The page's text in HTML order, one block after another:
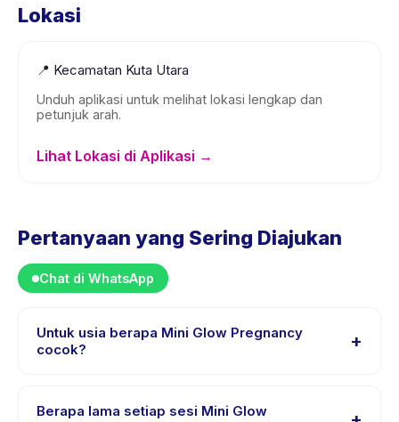
Lokasi
📍 Kecamatan Kuta Utara
Unduh aplikasi untuk melihat lokasi lengkap dan
petunjuk arah.
Lihat Lokasi di Aplikasi →
Pertanyaan yang Sering Diajukan
Chat di WhatsApp
Untuk usia berapa Mini Glow Pregnancy
cocok?
+
sampai 18 tahun. Instruktur menyesuaikan program
Berapa lama setiap sesi Mini Glow